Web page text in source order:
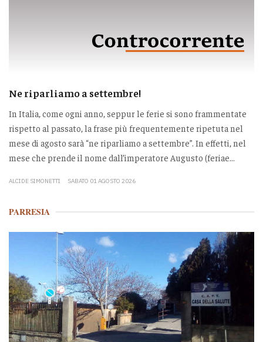
Ne riparliamo a settembre!
In Italia, come ogni anno, seppur le ferie si sono frammentate
rispetto al passato, la frase più frequentemente ripetuta nel
mese di agosto sarà “ne riparliamo a settembre”. In effetti, nel
mese che prende il nome dall’imperatore Augusto (feriae...
ALCIDE SIMONETTI SABATO 01 AGOSTO 2026
PARRESIA